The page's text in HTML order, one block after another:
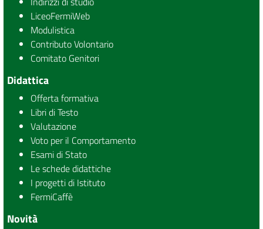
LiceoFermiWeb
Modulistica
Contributo Volontario
Comitato Genitori
Didattica
Offerta formativa
Libri di Testo
Valutazione
Voto per il Comportamento
Esami di Stato
Le schede didattiche
I progetti di Istituto
FermiCaffè
Novità